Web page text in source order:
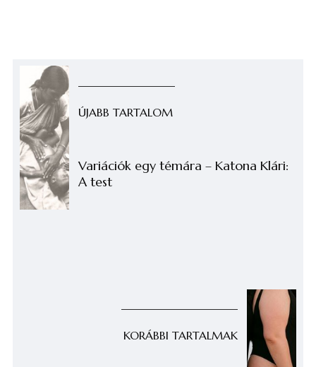
ÚJABB TARTALOM
Variációk egy témára – Katona Klári:
A test
KORÁBBI TARTALMAK